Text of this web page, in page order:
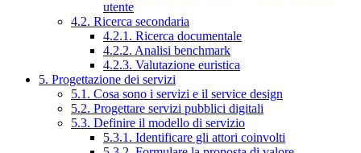
utente
4.2. Ricerca secondaria
4.2.1. Ricerca documentale
4.2.2. Analisi benchmark
4.2.3. Valutazione euristica
5. Progettazione dei servizi
5.1. Cosa sono i servizi e il service design
5.2. Progettare servizi pubblici digitali
5.3. Definire il modello di servizio
5.3.1. Identificare gli attori coinvolti